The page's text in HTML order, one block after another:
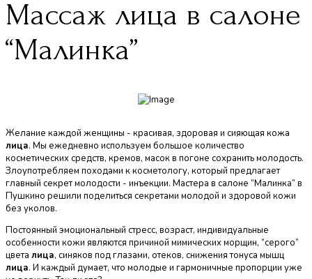
Массаж лица в салоне
“Малинка”
Желание каждой женщины - красивая, здоровая и сияющая кожа
лица. Мы ежедневно используем большое количество
косметических средств, кремов, масок в погоне сохранить молодость.
Злоупотребляем походами к косметологу, который предлагает
главный секрет молодости - инъекции. Мастера в салоне “Малинка” в
Пушкино решили поделиться секретами молодой и здоровой кожи
без уколов.
Постоянный эмоциональный стресс, возраст, индивидуальные
особенности кожи являются причиной мимических морщин, “серого”
цвета лица, синяков под глазами, отеков, снижения тонуса мышц
лица. И каждый думает, что молодые и гармоничные пропорции уже